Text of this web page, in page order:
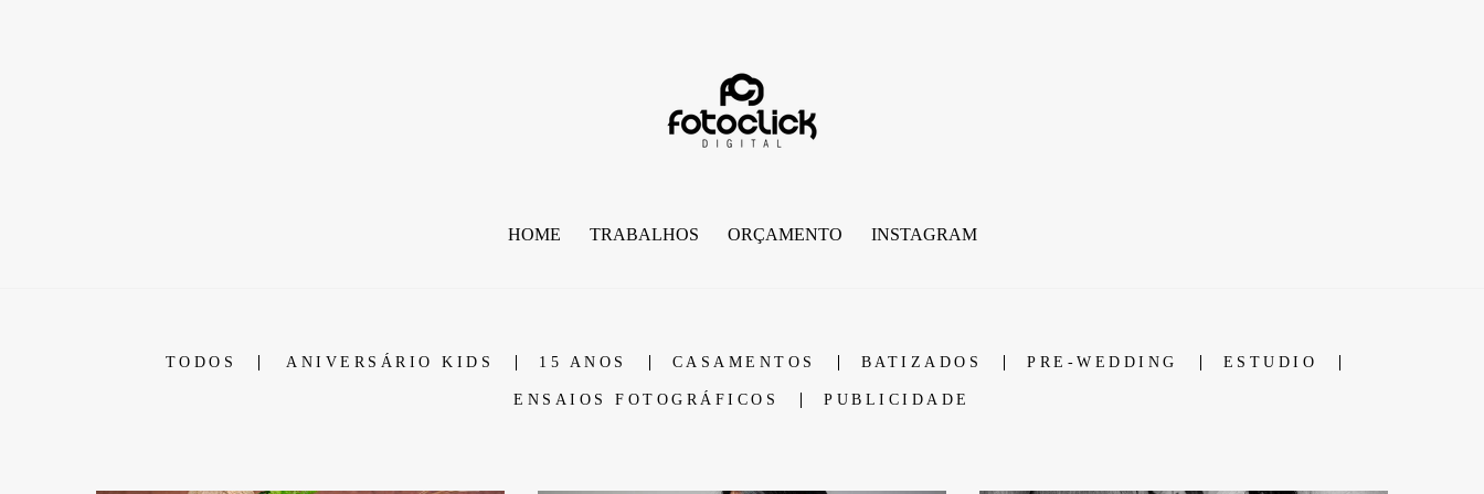
HOME TRABALHOS ORÇAMENTO INSTAGRAM
TODOS ANIVERSÁRIO KIDS 15 ANOS CASAMENTOS BATIZADOS PRE-WEDDING ESTUDIO
ENSAIOS FOTOGRÁFICOS PUBLICIDADE